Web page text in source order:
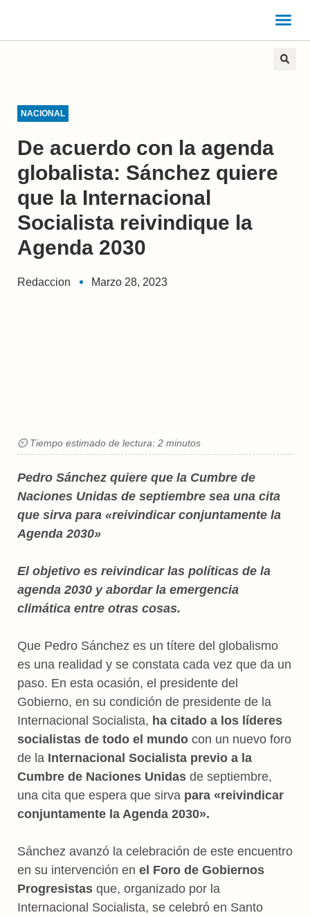
NACIONAL
De acuerdo con la agenda
globalista: Sánchez quiere
que la Internacional
Socialista reivindique la
Agenda 2030
Redaccion Marzo 28, 2023
⏲ Tiempo estimado de lectura: 2 minutos
Pedro Sánchez quiere que la Cumbre de
Naciones Unidas de septiembre sea una cita
que sirva para «reivindicar conjuntamente la
Agenda 2030»
El objetivo es reivindicar las políticas de la
agenda 2030 y abordar la emergencia
climática entre otras cosas.
Que Pedro Sánchez es un títere del globalismo
es una realidad y se constata cada vez que da un
paso. En esta ocasión, el presidente del
Gobierno, en su condición de presidente de la
Internacional Socialista, ha citado a los líderes
socialistas de todo el mundo con un nuevo foro
de la Internacional Socialista previo a la
Cumbre de Naciones Unidas de septiembre,
una cita que espera que sirva para «reivindicar
conjuntamente la Agenda 2030».
Sánchez avanzó la celebración de este encuentro
en su intervención en el Foro de Gobiernos
Progresistas que, organizado por la
Internacional Socialista, se celebró en Santo